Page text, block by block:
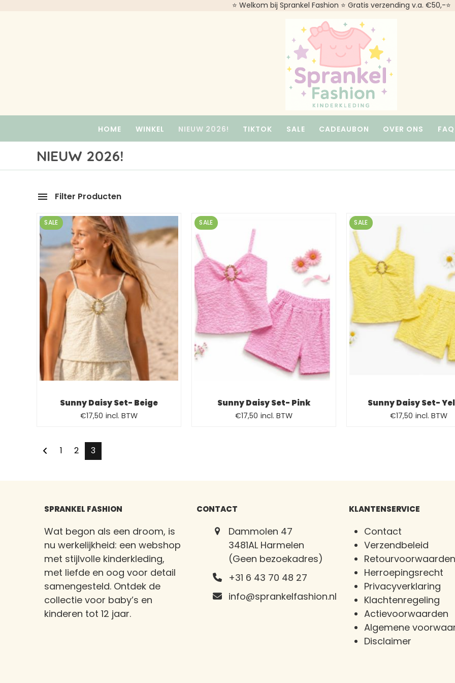
⭐ Welkom bij Sprankel Fashion ⭐ Gratis verzending v.a. €50,-⭐
HOME WINKEL NIEUW 2026! TIKTOK SALE CADEAUBON OVER ONS FAQ
NIEUW 2026!
Filter Producten
SALE
Sunny Daisy Set- Beige
Oorspronkelijke
was:
€22,50.
€17,50 Huidige
incl. BTW
SALE
Sunny Daisy Set- Pink
Oorspronkelijke
€17,50 Huidige
incl. BTW
SALE
Sunny Daisy Set-
Oorspronkelijke
€17,50 Huidige
incl. BTW
1 2 3
SPRANKEL FASHION
Wat begon als een droom, is
nu werkelijkheid: een webshop
met stijlvolle kinderkleding,
met liefde en oog voor detail
samengesteld. Ontdek de
collectie voor baby’s en
kinderen tot 12 jaar.
CONTACT
Dammolen 47
3481AL Harmelen
(Geen bezoekadres)
+31 6 43 70 48 27
info@sprankelfashion.nl
KLANTENSERVICE
Contact
Verzendbeleid
Retourvoorwaarden
Herroepingsrecht
Privacyverklaring
Klachtenregeling
Actievoorwaarden
Algemene
Disclaimer